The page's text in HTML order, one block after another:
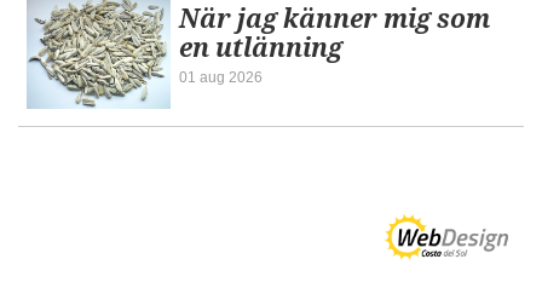
När jag känner mig som
en utlänning
01 aug 2026